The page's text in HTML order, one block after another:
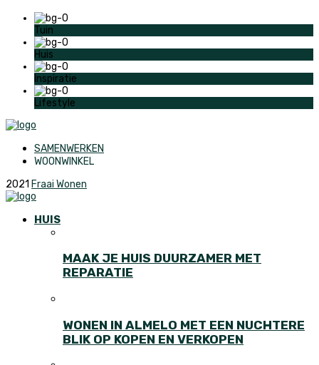
Tuin
Huis
Inspiratie
Lifestyle
SAMENWERKEN
WOONWINKEL
2021 Fraai Wonen
HUIS
MAAK JE HUIS DUURZAMER MET
REPARATIE
WONEN IN ALMELO MET EEN NUCHTERE
BLIK OP KOPEN EN VERKOPEN